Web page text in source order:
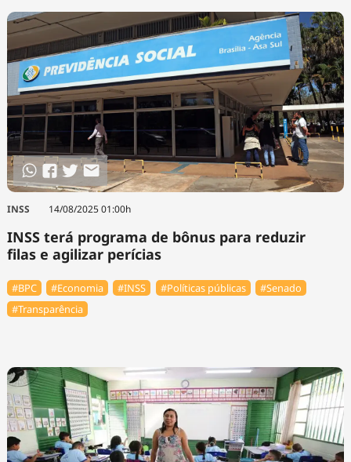
INSS 14/08/2025 01:00h
INSS terá programa de bônus para reduzir
filas e agilizar perícias
#BPC #Economia #INSS #Políticas públicas
#Senado
#Transparência